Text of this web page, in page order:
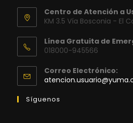
Centro de Atención a
KM 3.5 Vía Bosconia - El
Línea Gratuita de
018000-945566
Correo Electrónico:
Síguenos